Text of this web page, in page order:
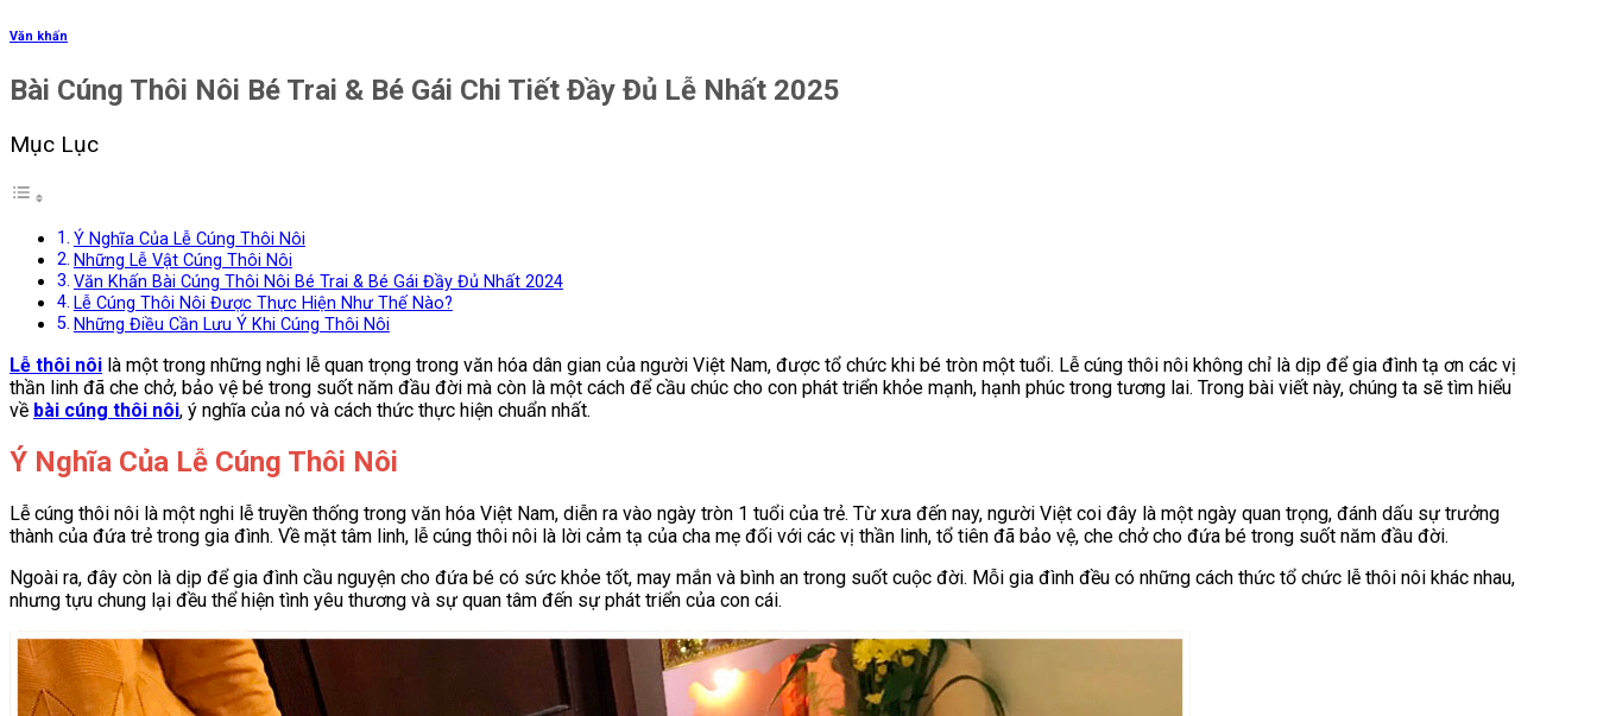
Văn khấn
Bài Cúng Thôi Nôi Bé Trai & Bé Gái Chi Tiết Đầy Đủ Lễ Nhất 2025
Mục Lục
Ý Nghĩa Của Lễ Cúng Thôi Nôi
Những Lễ Vật Cúng Thôi Nôi
Văn Khấn Bài Cúng Thôi Nôi Bé Trai & Bé Gái Đầy Đủ Nhất 2024
Lễ Cúng Thôi Nôi Được Thực Hiện Như Thế Nào?
Những Điều Cần Lưu Ý Khi Cúng Thôi Nôi
Lễ thôi nôi là một trong những nghi lễ quan trọng trong văn hóa dân gian của người Việt Nam, được tổ chức khi bé tròn một tuổi. Lễ cúng thôi nôi không chỉ là dịp để gia đình tạ ơn các vị
thần linh đã che chở, bảo vệ bé trong suốt năm đầu đời mà còn là một cách để cầu chúc cho con phát triển khỏe mạnh, hạnh phúc trong tương lai. Trong bài viết này, chúng ta sẽ tìm hiểu
về bài cúng thôi nôi, ý nghĩa của nó và cách thức thực hiện chuẩn nhất.
Ý Nghĩa Của Lễ Cúng Thôi Nôi
Lễ cúng thôi nôi là một nghi lễ truyền thống trong văn hóa Việt Nam, diễn ra vào ngày tròn 1 tuổi của trẻ. Từ xưa đến nay, người Việt coi đây là một ngày quan trọng, đánh dấu sự trưởng
thành của đứa trẻ trong gia đình. Về mặt tâm linh, lễ cúng thôi nôi là lời cảm tạ của cha mẹ đối với các vị thần linh, tổ tiên đã bảo vệ, che chở cho đứa bé trong suốt năm đầu đời.
Ngoài ra, đây còn là dịp để gia đình cầu nguyện cho đứa bé có sức khỏe tốt, may mắn và bình an trong suốt cuộc đời. Mỗi gia đình đều có những cách thức tổ chức lễ thôi nôi khác nhau,
nhưng tựu chung lại đều thể hiện tình yêu thương và sự quan tâm đến sự phát triển của con cái.